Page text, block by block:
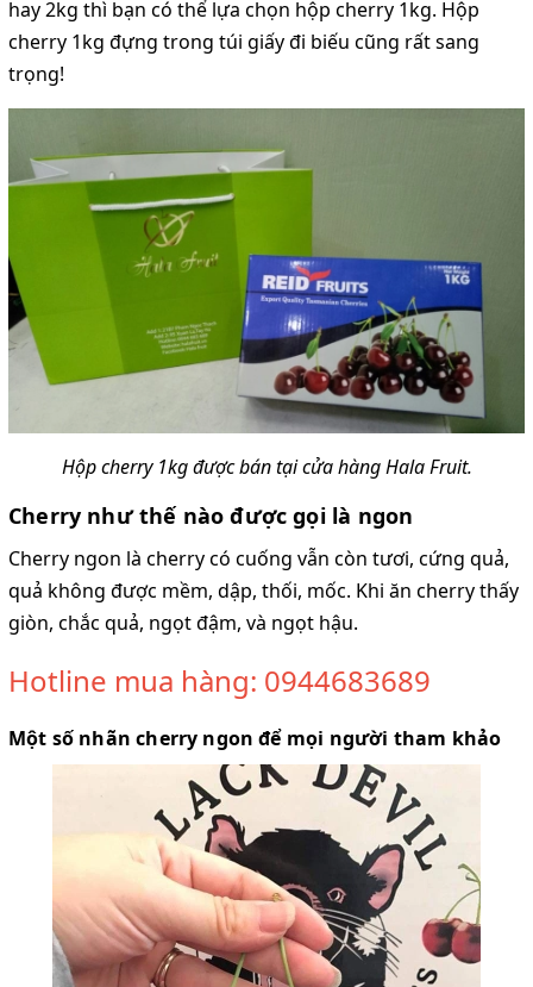
hay 2kg thì bạn có thể lựa chọn hộp cherry 1kg. Hộp
cherry 1kg đựng trong túi giấy đi biếu cũng rất sang
trọng!
Hộp cherry 1kg được bán tại cửa hàng Hala Fruit.
Cherry như thế nào được gọi là ngon
Cherry ngon là cherry có cuống vẫn còn tươi, cứng quả,
quả không được mềm, dập, thối, mốc. Khi ăn cherry thấy
giòn, chắc quả, ngọt đậm, và ngọt hậu.
Hotline mua hàng: 0944683689
Một số nhãn cherry ngon để mọi người tham khảo